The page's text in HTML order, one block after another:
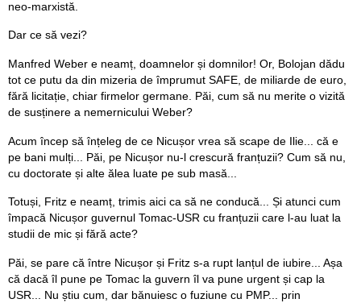
neo-marxistă.
Dar ce să vezi?
Manfred Weber e neamț, doamnelor și domnilor! Or, Bolojan dădu
tot ce putu da din mizeria de împrumut SAFE, de miliarde de euro,
fără licitație, chiar firmelor germane. Păi, cum să nu merite o vizită
de susținere a nemernicului Weber?
Acum încep să înțeleg de ce Nicușor vrea să scape de Ilie... că e
pe bani mulți... Păi, pe Nicușor nu-l crescură franțuzii? Cum să nu,
cu doctorate și alte ălea luate pe sub masă...
Totuși, Fritz e neamț, trimis aici ca să ne conducă... Și atunci cum
împacă Nicușor guvernul Tomac-USR cu franțuzii care l-au luat la
studii de mic și fără acte?
Păi, se pare că între Nicușor și Fritz s-a rupt lanțul de iubire... Așa
că dacă îl pune pe Tomac la guvern îl va pune urgent și cap la
USR... Nu știu cum, dar bănuiesc o fuziune cu PMP... prin